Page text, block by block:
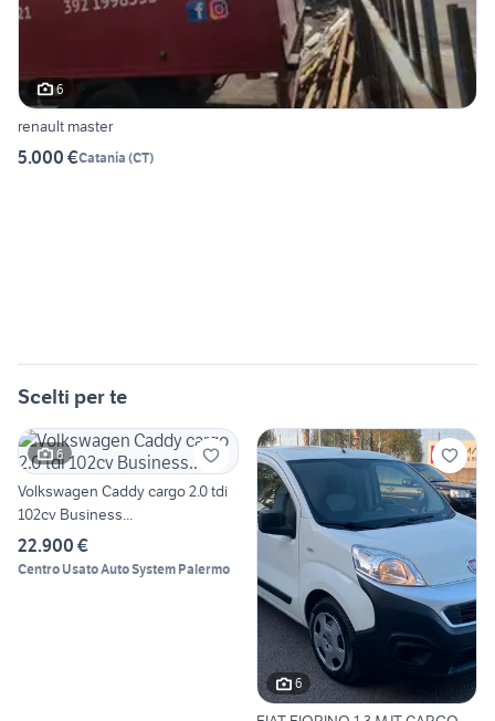
6
renault master
5.000 €Catania (CT)
Scelti per te
6
Volkswagen Caddy cargo 2.0 tdi
102cv Business...
22.900 €
Centro Usato Auto System Palermo
6